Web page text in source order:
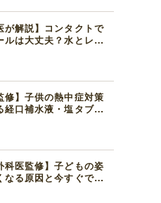
が解説】コンタクトで
ルは大丈夫？水とレン
修】子供の熱中症対策
経口補水液・塩タブレ
科医監修】子どもの姿
なる原因と今すぐでき